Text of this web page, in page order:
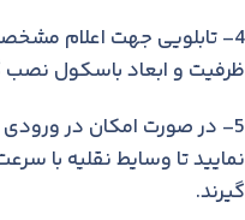
4- تابلویی جهت اعلام
ظرفیت و ابعاد باسكول نصب
5- در صورت امكان در
نمایید تا وسایط نقلیه با
گیرند.